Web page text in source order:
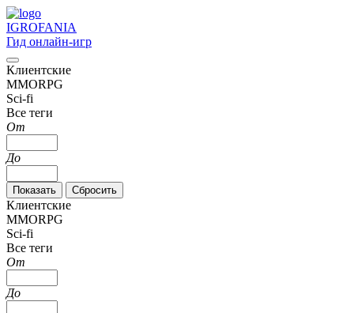
IGROFANIA
Гид онлайн-игр
Клиентские
MMORPG
Sci-fi
Все теги
От
До
Клиентские
MMORPG
Sci-fi
Все теги
От
До